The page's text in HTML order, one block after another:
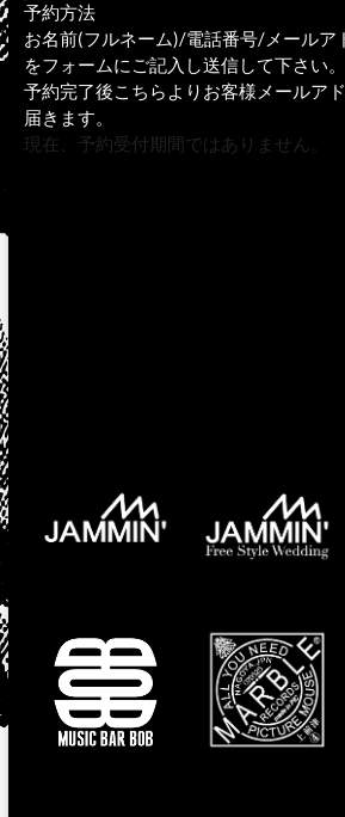
予約方法
お名前(フルネーム)/電話番号/メールア
をフォームにご記入し送信して下さい。
予約完了後こちらよりお客様メールア
届きます。
現在、予約受付期間ではありません。